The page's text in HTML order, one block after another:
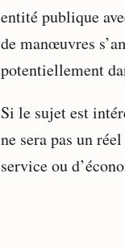
entité publique
de manœuvres
potentiellement
Si le sujet est
ne sera pas un
service ou